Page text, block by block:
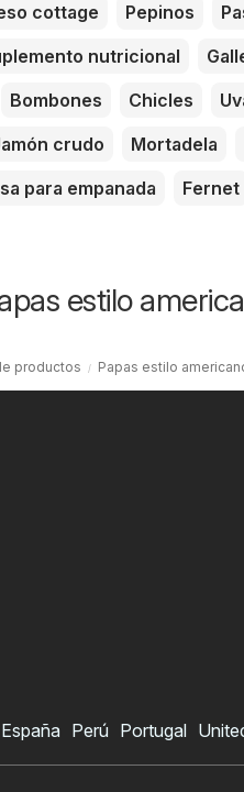
cottage Pepinos
nutricional
Bombones Chicles
crudo Mortadela
para empanada Fernet
estilo
productos Papas estilo
España Perú Portugal